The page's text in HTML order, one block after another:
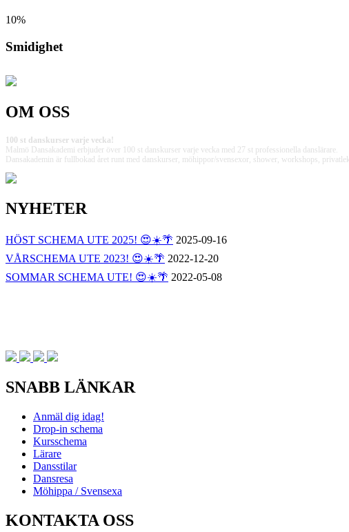
10%
Smidighet
OM OSS
100 st danskurser varje vecka!
Malmö Dansakademi erbjuder över 100 st danskurser varje vecka med 27 st professionella danslärare.
Dansakademin är fullbokad året runt med danskurser, möhippor/svensexor, shower, workshops,
NYHETER
HÖST SCHEMA UTE 2025! 😍☀️🌴 2025-09-16
VÅRSCHEMA UTE 2023! 😍☀️🌴 2022-12-20
SOMMAR SCHEMA UTE! 😍☀️🌴 2022-05-08
SNABB LÄNKAR
Anmäl dig idag!
Drop-in schema
Kursschema
Lärare
Dansstilar
Dansresa
Möhippa / Svensexa
KONTAKTA OSS